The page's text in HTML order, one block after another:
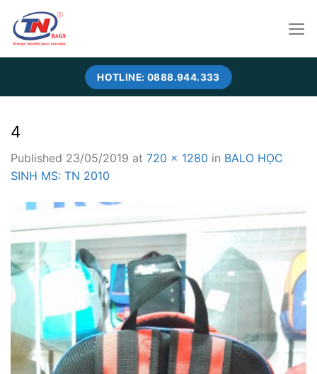
content
HOTLINE: 0888.944.333
4
Published 23/05/2019 at 720 × 1280 in BALO HỌC
SINH MS: TN 2010